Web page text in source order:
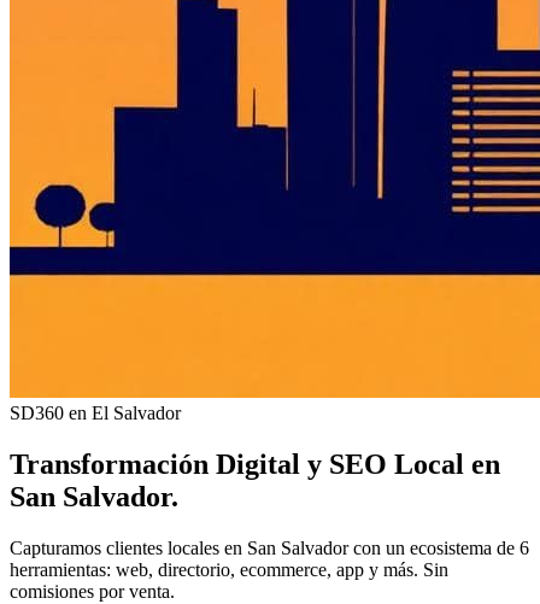
SD360 en El Salvador
Transformación Digital y SEO Local en
San Salvador.
Capturamos clientes locales en San Salvador con un ecosistema de 6
herramientas: web, directorio, ecommerce, app y más. Sin
comisiones por venta.